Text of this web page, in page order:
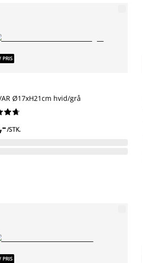
PRIS
Ø17xH21cm hvid/grå



/STK.
PRIS